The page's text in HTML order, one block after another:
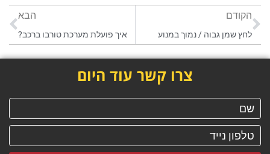
הקודם
לחץ שמן גבוה / נמוך במנוע
הבא
איך פועלת מערכת טורבו ברכב?
צרו קשר עוד היום